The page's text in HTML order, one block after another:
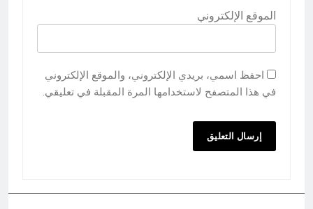
الموقع الإلكتروني
احفظ اسمي، بريدي الإلكتروني، والموقع الإلكتروني
في هذا المتصفح لاستخدامها المرة المقبلة في تعليقي.